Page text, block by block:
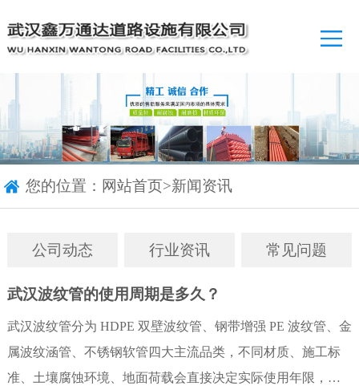
您的位置： 网站首页>新闻资讯
公司动态 行业资讯 常见问题
武汉波纹管的使用周期是多久？
武汉波纹管分为 HDPE 双壁波纹管、钢带增强 PE 波纹管、金
属波纹涵管、不锈钢软管四大主流品类，不同材质、施工标
准、土壤腐蚀环境、地面荷载会直接决定实际使用年限，国